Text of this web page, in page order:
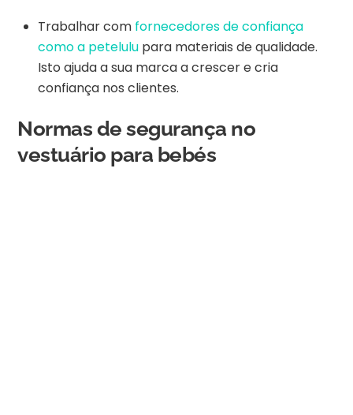
Trabalhar com fornecedores de confiança
como a petelulu para materiais de qualidade.
Isto ajuda a sua marca a crescer e cria
confiança nos clientes.
Normas de segurança no
vestuário para bebés